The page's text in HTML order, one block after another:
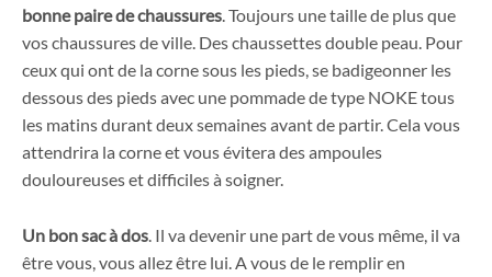
bonne paire de chaussures. Toujours une taille de plus que
vos chaussures de ville. Des chaussettes double peau. Pour
ceux qui ont de la corne sous les pieds, se badigeonner les
dessous des pieds avec une pommade de type NOKE tous
les matins durant deux semaines avant de partir. Cela vous
attendrira la corne et vous évitera des ampoules
douloureuses et difficiles à soigner.
Un bon sac à dos. Il va devenir une part de vous même, il va
être vous, vous allez être lui. A vous de le remplir en